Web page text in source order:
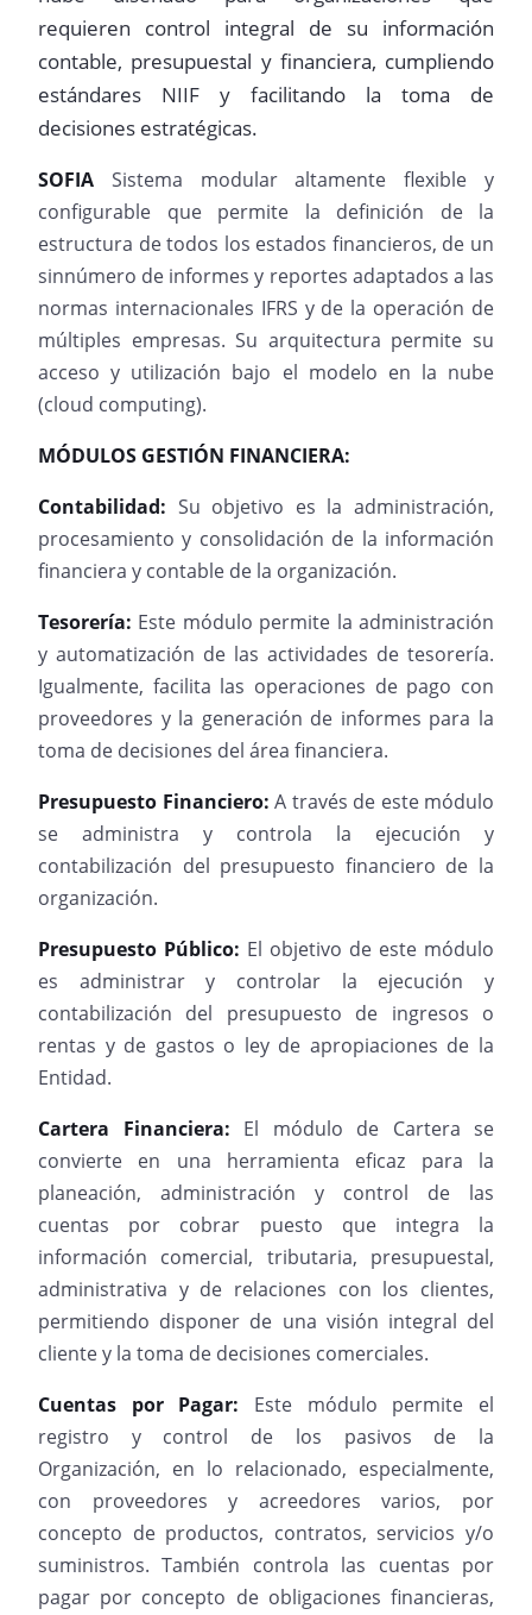
requieren control integral de su información
contable, presupuestal y financiera, cumpliendo
estándares NIIF y facilitando la toma de
decisiones estratégicas.
SOFIA Sistema modular altamente flexible y
configurable que permite la definición de la
estructura de todos los estados financieros, de un
sinnúmero de informes y reportes adaptados a las
normas internacionales IFRS y de la operación de
múltiples empresas. Su arquitectura permite su
acceso y utilización bajo el modelo en la nube
(cloud computing).
MÓDULOS GESTIÓN FINANCIERA:
Contabilidad: Su objetivo es la administración,
procesamiento y consolidación de la información
financiera y contable de la organización.
Tesorería: Este módulo permite la administración
y automatización de las actividades de tesorería.
Igualmente, facilita las operaciones de pago con
proveedores y la generación de informes para la
toma de decisiones del área financiera.
Presupuesto Financiero: A través de este módulo
se administra y controla la ejecución y
contabilización del presupuesto financiero de la
organización.
Presupuesto Público: El objetivo de este módulo
es administrar y controlar la ejecución y
contabilización del presupuesto de ingresos o
rentas y de gastos o ley de apropiaciones de la
Entidad.
Cartera Financiera: El módulo de Cartera se
convierte en una herramienta eficaz para la
planeación, administración y control de las
cuentas por cobrar puesto que integra la
información comercial, tributaria, presupuestal,
administrativa y de relaciones con los clientes,
permitiendo disponer de una visión integral del
cliente y la toma de decisiones comerciales.
Cuentas por Pagar: Este módulo permite el
registro y control de los pasivos de la
Organización, en lo relacionado, especialmente,
con proveedores y acreedores varios, por
concepto de productos, contratos, servicios y/o
suministros. También controla las cuentas por
pagar por concepto de obligaciones financieras,